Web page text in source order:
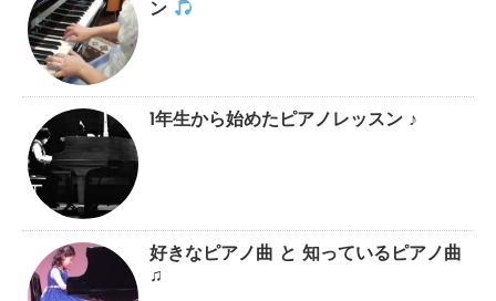
ン
1年生から始めたピアノレッスン ♪
好きなピアノ曲 と 知っているピアノ曲
♫